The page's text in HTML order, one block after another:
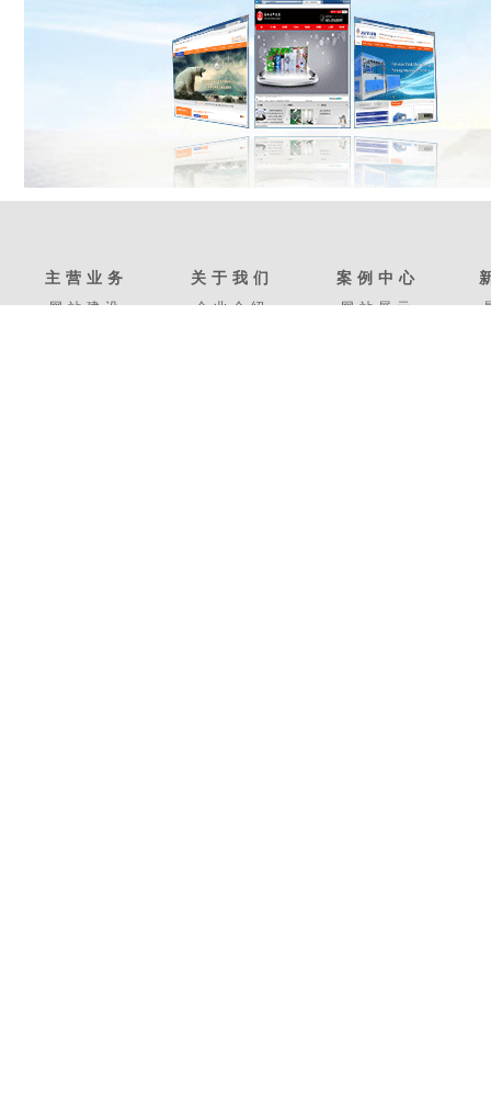
案例中心
网站展示
关于我们
企业介绍
主营业务
网站建设